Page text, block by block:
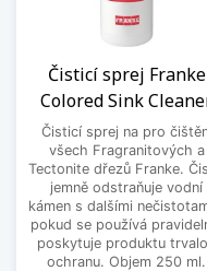
Čisticí sprej Franke
Colored Sink
Čisticí sprej na pro
všech Fragranitových a
Tectonite dřezů Franke.
jemně odstraňuje vodní
kámen s dalšími
pokud se používá
poskytuje produktu
ochranu. Objem 250 ml.